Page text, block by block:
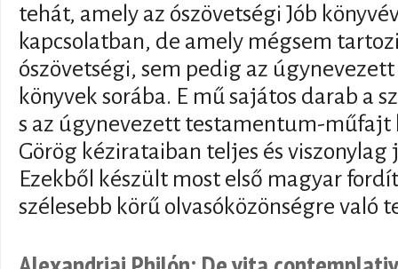
tehát, amely az ószövetségi Jób
kapcsolatban, de amely mégsem
ószövetségi, sem pedig az
könyvek sorába. E mű sajátos darab a
s az úgynevezett testamentum-műfajt
Görög kézirataiban teljes és
Ezekből készült most első magyar
szélesebb körű olvasóközönségre való